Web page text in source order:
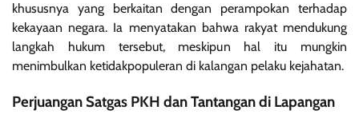
khususnya yang berkaitan dengan perampokan terhadap
kekayaan negara. Ia menyatakan bahwa rakyat mendukung
langkah hukum tersebut, meskipun hal itu mungkin
menimbulkan ketidakpopuleran di kalangan pelaku kejahatan.
Perjuangan Satgas PKH dan Tantangan di Lapangan